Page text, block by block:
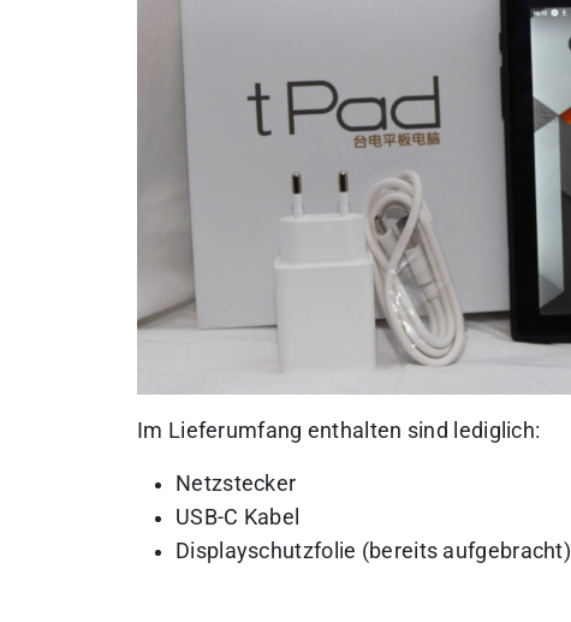
Im Lieferumfang enthalten sind lediglich:
Netzstecker
USB-C Kabel
Displayschutzfolie (bereits aufgebracht)